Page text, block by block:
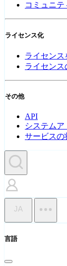
コミュニテ
ライセンス化
ライセンス
ライセンス
その他
API
システムア
サービスの
JA
言語